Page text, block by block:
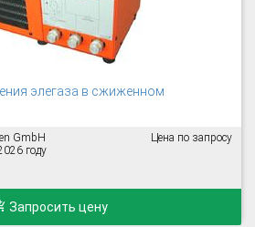
элегаза в сжиженном
GmbH
году
Цена по запросу
Запросить цену